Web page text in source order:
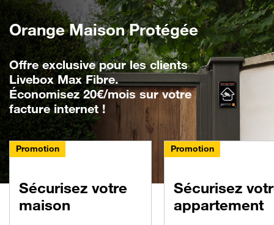
Orange Maison Protégée
Offre exclusive pour les clients
Livebox Max Fibre.
Économisez 20€/mois sur votre
facture internet !
Promotion
Sécurisez votre
maison
Promotion
Sécurisez
appartement